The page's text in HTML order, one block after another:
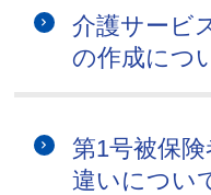
介護サービ
の作成につ
第1号被保
違いについ